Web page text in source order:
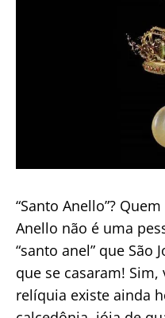
“Santo Anello”?
Anello não é uma
“santo anel” que São
que se casaram!
relíquia existe ainda